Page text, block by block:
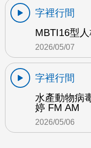
字裡行間
MBTI16型
2026/05/07
字裡行間
水產動物病
婷 FM AM
2026/05/06